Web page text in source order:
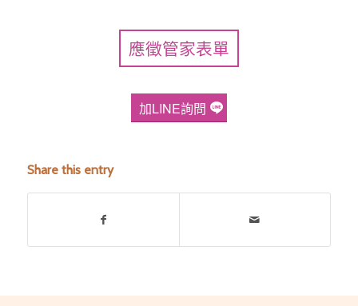
應徵管家表單
加LINE詢問
Share this entry